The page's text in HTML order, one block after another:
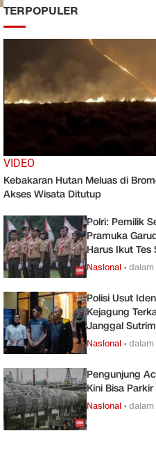
TERPOPULER
VIDEO
Kebakaran Hutan Meluas di
Akses Wisata Ditutup
Polri: Pemilik
Pramuka
Harus Ikut Tes
Nasional •dalam
Polisi Usut
Kejagung
Janggal
Nasional •dalam
Pengunjung
Kini Bisa
Nasional •dalam